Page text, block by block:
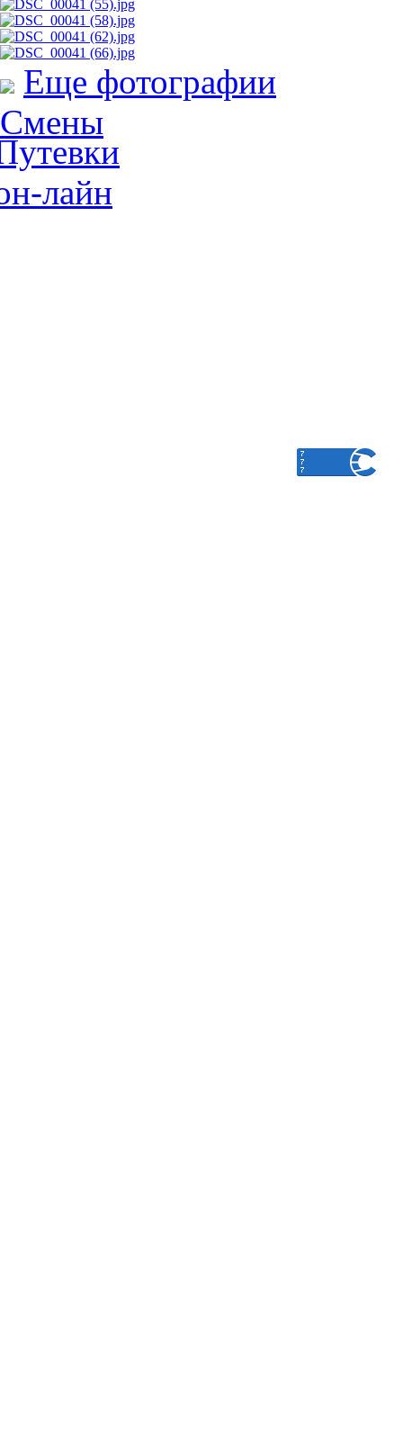
Еще фотографии
Смены
лайн